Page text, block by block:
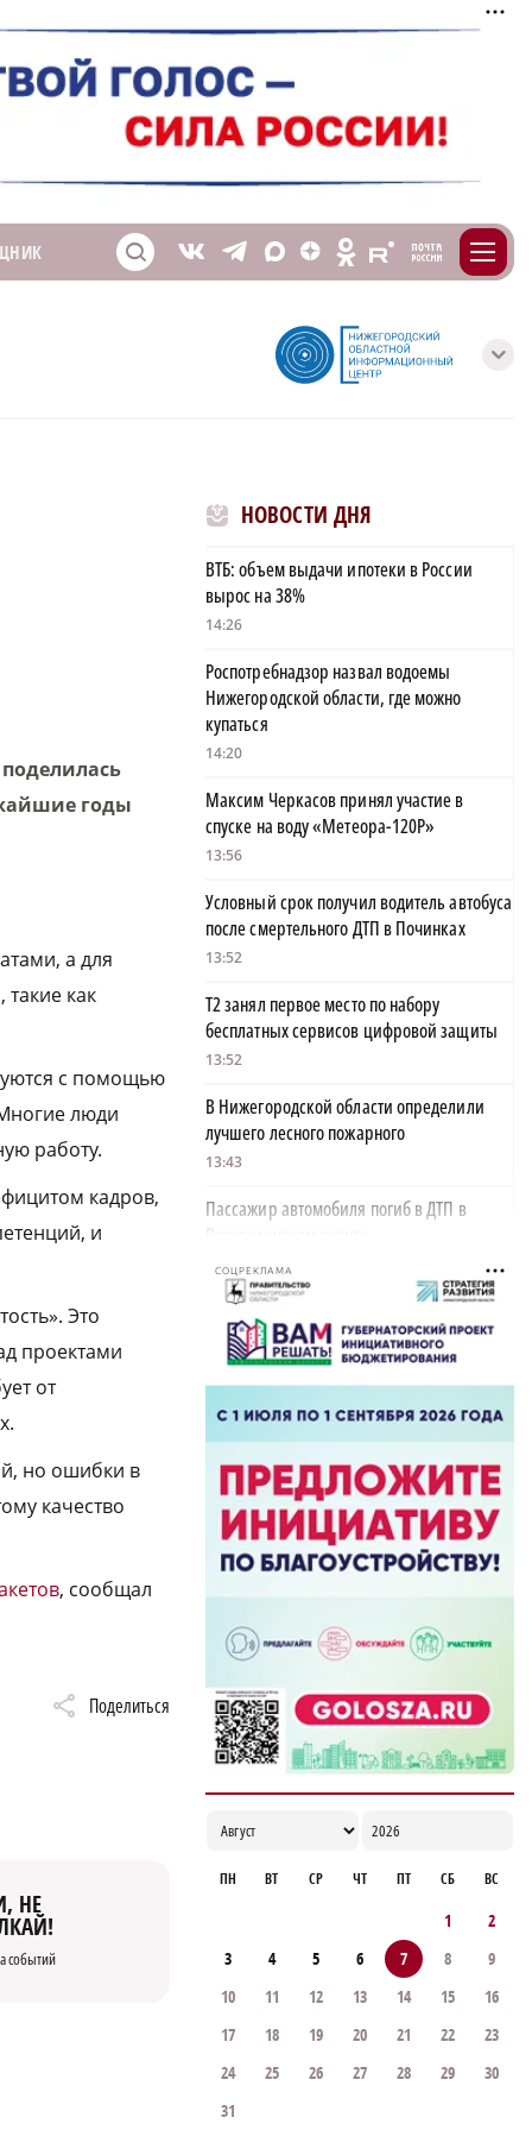
S V T X Z O E m
с
поделилась
годы
а для
как
с помощью
люди
работу.
кадров,
и
Это
проектами
от
но ошибки в
качество
, сообщал
Поделиться
НЕ
событий
НОВОСТИ ДНЯ
ВТБ: объем выдачи ипотеки в России
вырос на 38%
14:26
Роспотребнадзор назвал водоемы
Нижегородской области, где можно
купаться
14:20
Максим Черкасов принял участие в
спуске на воду «Метеора-120Р»
13:56
Условный срок получил водитель автобуса
после смертельного ДТП в Починках
13:52
Т2 занял первое место по набору
бесплатных сервисов цифровой защиты
13:52
В Нижегородской области определили
лучшего лесного пожарного
13:43
Пассажир автомобиля погиб в ДТП в
Воскресенском округе
13:39
Квадратные и черные: выяснилось, какие
арбузы предпочитают нижегородцы
13:34
В Нижнем Новгороде и России отмечают
70-летие Дня строителя
13:10
Стало известно, сколько россиян
ежедневно переписываются в соцсетях
12:39
СОЦРЕКЛАМА
ПН ВТ СР ЧТ ПТ СБ ВС
1
2
3
4 5 6 7 8
9
10
11 12 13 14 15
16
17
18 19 20 21 22
23
24
25 26 27 28 29
30
31